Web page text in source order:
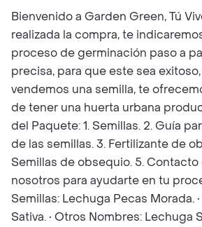
Bienvenido a Garden Green, Tú
realizada la compra, te
proceso de germinación paso a
precisa, para que este sea
vendemos una semilla, te
de tener una huerta urbana
del Paquete: 1. Semillas. 2. Guía
de las semillas. 3. Fertilizante de
Semillas de obsequio. 5.
nosotros para ayudarte en tu
Semillas: Lechuga Pecas Morada.
Sativa. • Otros Nombres: Lechuga